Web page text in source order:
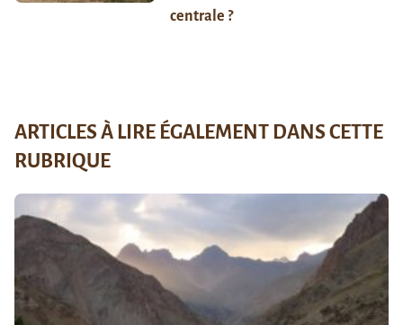
centrale ?
ARTICLES À LIRE ÉGALEMENT DANS CETTE
RUBRIQUE